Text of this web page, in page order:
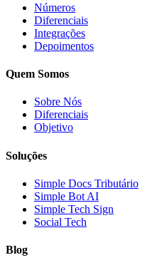
Números
Diferenciais
Integrações
Depoimentos
Quem Somos
Sobre Nós
Diferenciais
Objetivo
Soluções
Simple Docs Tributário
Simple Bot AI
Simple Tech Sign
Social Tech
Blog